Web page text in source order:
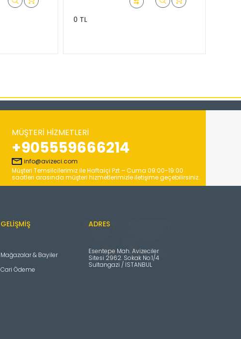
0 TL
MÜŞTERI HIZMETLERI
+905559666214
info@avizeci.com
Müşteri Temsilcilerimiz ile Haftaiçi Pzt – Cuma 09:00-19:00
saatleri arasında müşteri hizmetlerimizle iletişime geçebilirsiniz.
GELIŞMIŞ
Mağazalar & Bayiler
Cari Ödeme
ADRES
Esentepe Mah. Avizeciler
Sitesi 2962. Sokak No:1/4
Sultangazi / İSTANBUL